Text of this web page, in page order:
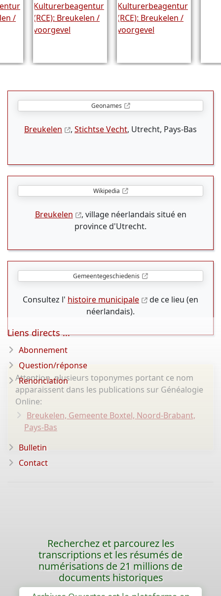
Geonames
Breukelen , Stichtse Vecht, Utrecht, Pays-Bas
Wikipedia
Breukelen
, village néerlandais situé en
province d'Utrecht.
Gemeentegeschiedenis
Consultez l' histoire municipale
de ce lieu (en
néerlandais).
Attention, plusieurs toponymes portant ce nom
apparaissent dans les publications sur Généalogie
Online:
Breukelen, Gemeente Boxtel, Noord-Brabant,
Pays-Bas
Liens directs ...
Abonnement
Question/réponse
Renonciation
Bulletin
Contact
Recherchez et parcourez les
transcriptions et les résumés de
numérisations de 21 millions de
documents historiques